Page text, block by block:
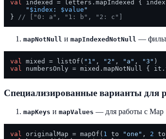
val
indexed = letters.mapIndexed {
" $index : $value "
}
// ["0: a", "1: b", "2: c"]
mapNotNull и mapIndexedNotNull —
val mixed = listOf( "1" , "2" , "a" , "3"
val
numbersOnly = mixed.mapNotNull {
Специализированные варианты для
mapKeys и mapValues — для работы с Map
val originalMap = mapOf( 1 to "one" , 2 to